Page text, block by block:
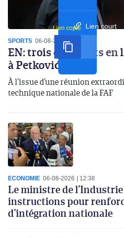
Lien court
Lien copié
SPORTS 06-08-2026
EN: trois candidats en
à Petković
À l’issue d’une réunion
technique nationale de la FAF
ECONOMIE 06-08-2026 12:38
Le ministre de
instructions pour
d’intégration nationale